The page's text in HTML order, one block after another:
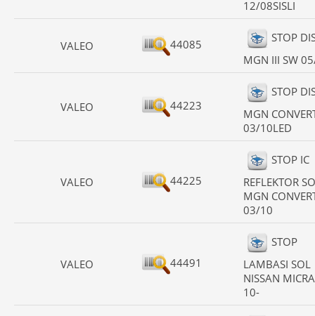
12/08SISLI
VALEO 44085
STOP
MGN III SW
VALEO 44223
STOP
MGN
03/10LED
VALEO 44225
STOP IC
REFLEKTOR
MGN
03/10
VALEO 44491
STOP
LAMBASI SOL
NISSAN
10-